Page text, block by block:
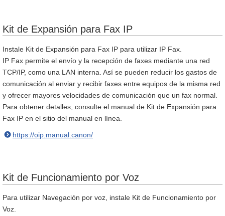
Kit de Expansión para Fax IP
Instale Kit de Expansión para Fax IP para utilizar IP Fax.
IP Fax permite el envío y la recepción de faxes mediante una red
TCP/IP, como una LAN interna. Así se pueden reducir los gastos de
comunicación al enviar y recibir faxes entre equipos de la misma red
y ofrecer mayores velocidades de comunicación que un fax normal.
Para obtener detalles, consulte el manual de Kit de Expansión para
Fax IP en el sitio del manual en línea.
https://oip.manual.canon/
Kit de Funcionamiento por Voz
Para utilizar Navegación por voz, instale Kit de Funcionamiento por
Voz.